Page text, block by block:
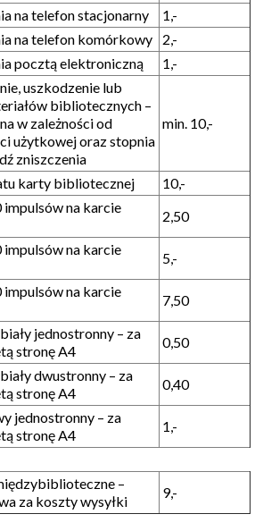
na telefon stacjonarny
1,-
na telefon komórkowy
2,-
pocztą elektroniczną 1,-
uszkodzenie lub
bibliotecznych –
w zależności od
użytkowej oraz stopnia
zniszczenia
min. 10,-
karty bibliotecznej
10,-
na karcie
2,50
na karcie
5,-
na karcie
7,50
jednostronny – za
stronę A4
0,50
dwustronny – za
stronę A4
0,40
jednostronny – za
stronę A4
1,-
–
za koszty wysyłki
9,-